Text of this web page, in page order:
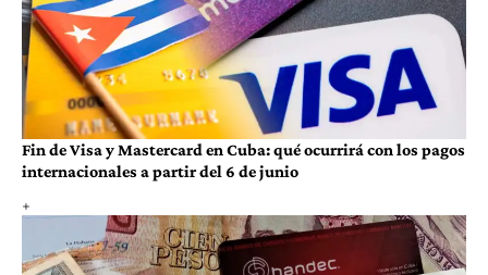
Fin de Visa y Mastercard en Cuba: qué ocurrirá con los pagos
internacionales a partir del 6 de junio